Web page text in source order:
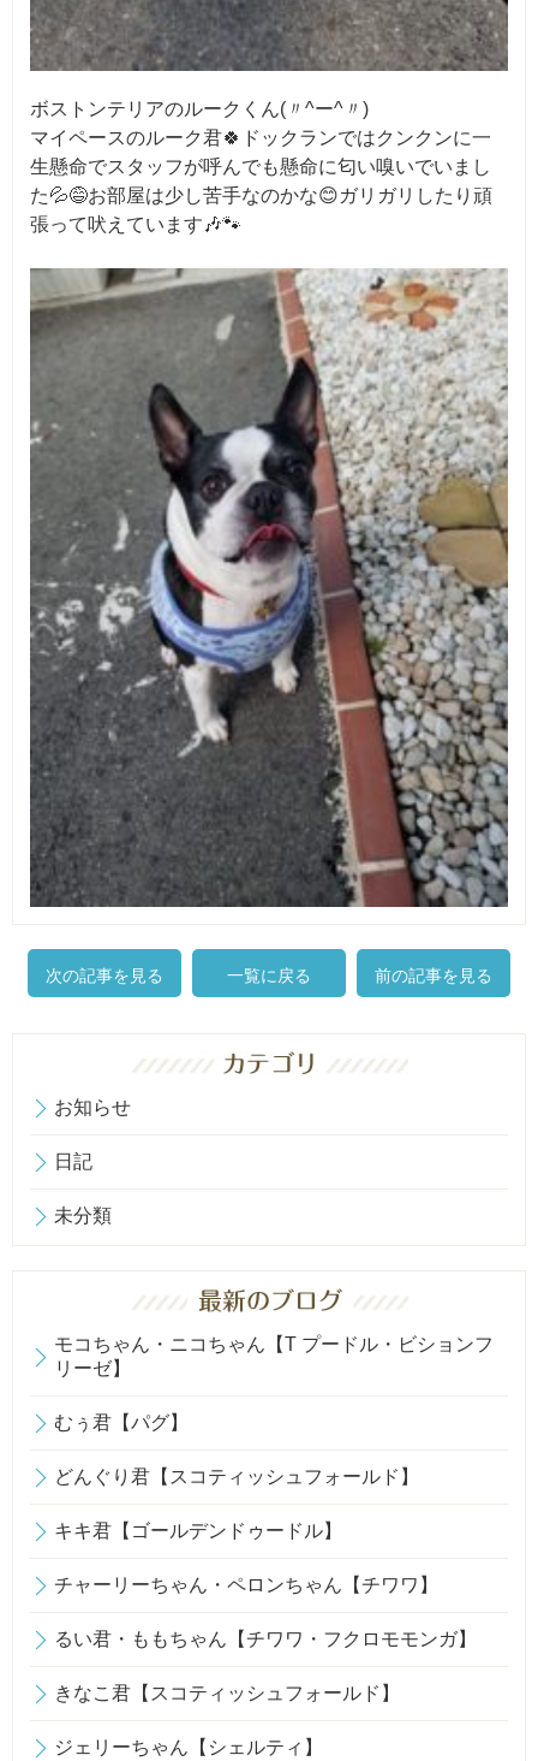
ボストンテリアのルークくん(〃^ー^〃)
マイペースのルーク君🍀ドックランではクンクンに一
生懸命でスタッフが呼んでも懸命に匂い嗅いでいまし
た💦😅お部屋は少し苦手なのかな😊ガリガリしたり頑
張って吠えています🎶🐾
次の記事を見る 一覧に戻る 前の記事を見る
お知らせ
日記
未分類
モコちゃん・ニコちゃん【T プードル・ビションフ
リーゼ】
むぅ君【パグ】
どんぐり君【スコティッシュフォールド】
キキ君【ゴールデンドゥードル】
チャーリーちゃん・ペロンちゃん【チワワ】
るい君・ももちゃん【チワワ・フクロモモンガ】
きなこ君【スコティッシュフォールド】
ジェリーちゃん【シェルティ】